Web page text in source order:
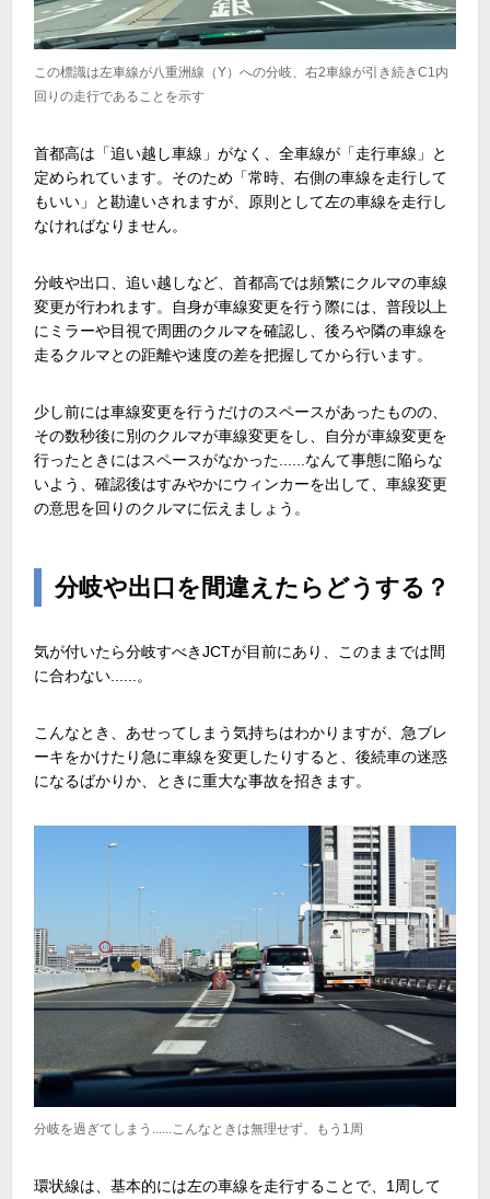
この標識は左車線が八重洲線（Y）への分岐、右2車線が引き続きC1内
回りの走行であることを示す
首都高は「追い越し車線」がなく、全車線が「走行車線」と
定められています。そのため「常時、右側の車線を走行して
もいい」と勘違いされますが、原則として左の車線を走行し
なければなりません。
分岐や出口、追い越しなど、首都高では頻繁にクルマの車線
変更が行われます。自身が車線変更を行う際には、普段以上
にミラーや目視で周囲のクルマを確認し、後ろや隣の車線を
走るクルマとの距離や速度の差を把握してから行います。
少し前には車線変更を行うだけのスペースがあったものの、
その数秒後に別のクルマが車線変更をし、自分が車線変更を
行ったときにはスペースがなかった......なんて事態に陥らな
いよう、確認後はすみやかにウィンカーを出して、車線変更
の意思を回りのクルマに伝えましょう。
分岐や出口を間違えたらどうする？
気が付いたら分岐すべきJCTが目前にあり、このままでは間
に合わない......。
こんなとき、あせってしまう気持ちはわかりますが、急ブレ
ーキをかけたり急に車線を変更したりすると、後続車の迷惑
になるばかりか、ときに重大な事故を招きます。
分岐を過ぎてしまう......こんなときは無理せず、もう1周
環状線は、基本的には左の車線を走行することで、1周して